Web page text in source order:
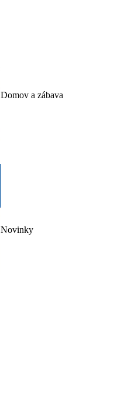
Domov a zábava
Novinky